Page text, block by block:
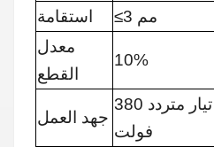
استقامة
≤3 مم
معدل
القطع
10%
جهد العمل
تيار متردد 380
فولت